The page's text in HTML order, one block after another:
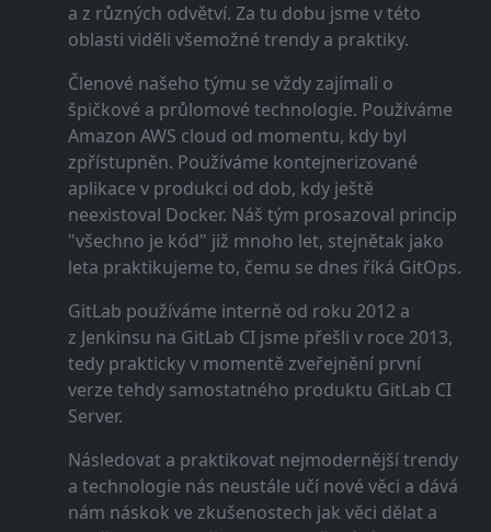
a z různých odvětví. Za tu dobu jsme v této
oblasti viděli všemožné trendy a praktiky.
Členové našeho týmu se vždy zajímali o
špičkové a průlomové technologie. Používáme
Amazon AWS cloud od momentu, kdy byl
zpřístupněn. Používáme kontejnerizované
aplikace v produkci od dob, kdy ještě
neexistoval Docker. Náš tým prosazoval princip
"všechno je kód" již mnoho let, stejnětak jako
leta praktikujeme to, čemu se dnes říká GitOps.
GitLab používáme interně od roku 2012 a
z Jenkinsu na GitLab CI jsme přešli v roce 2013,
tedy prakticky v momentě zveřejnění první
verze tehdy samostatného produktu GitLab CI
Server.
Následovat a praktikovat nejmodernější trendy
a technologie nás neustále učí nové věci a dává
nám náskok ve zkušenostech jak věci dělat a